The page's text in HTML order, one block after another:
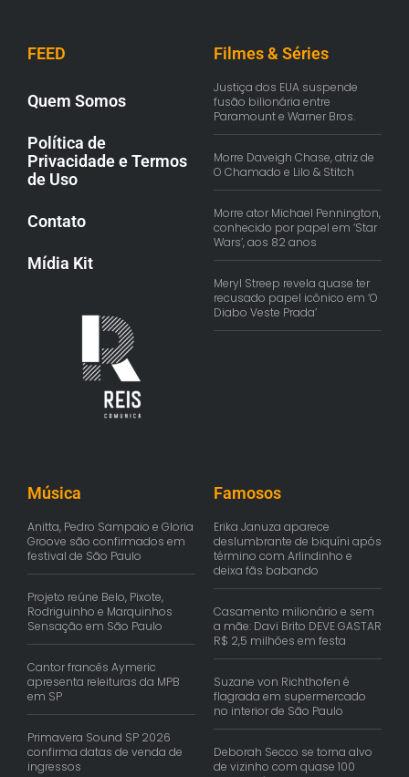
FEED
Quem Somos
Política de
Privacidade e Termos
de Uso
Contato
Mídia Kit
Filmes & Séries
Justiça dos EUA suspende
fusão bilionária entre
Paramount e Warner Bros.
Morre Daveigh Chase, atriz de
O Chamado e Lilo & Stitch
Morre ator Michael Pennington,
conhecido por papel em ‘Star
Wars’, aos 82 anos
Meryl Streep revela quase ter
recusado papel icônico em ‘O
Diabo Veste Prada’
Música
Anitta, Pedro Sampaio e Gloria
Groove são confirmados em
festival de São Paulo
Projeto reúne Belo, Pixote,
Rodriguinho e Marquinhos
Sensação em São Paulo
Cantor francês Aymeric
apresenta releituras da MPB
em SP
Primavera Sound SP 2026
confirma datas de venda de
ingressos
Famosos
Erika Januza aparece
deslumbrante de biquíni após
término com Arlindinho e
deixa fãs babando
Casamento milionário e sem
a mãe: Davi Brito DEVE GASTAR
R$ 2,5 milhões em festa
Suzane von Richthofen é
flagrada em supermercado
no interior de São Paulo
Deborah Secco se torna alvo
de vizinho com quase 100